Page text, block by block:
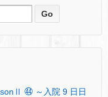
㊹ ～入院 9 日日